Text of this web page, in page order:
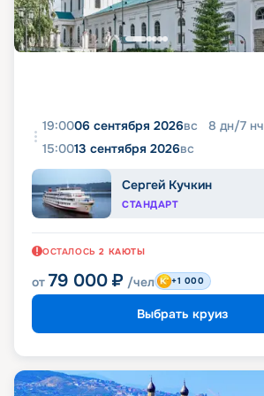
19:0006 сентября 2026вс 8 дн/7 нч
15:0013 сентября 2026вс
Сергей Кучкин
СТАНДАРТ
ОСТАЛОСЬ 2 КАЮТЫ
от 79 000 ₽ /чел +1 000
Выбрать круиз